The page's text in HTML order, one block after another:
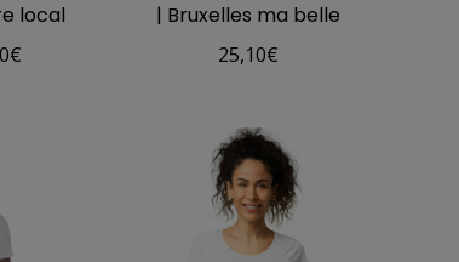
local
€
| Bruxelles ma belle
25,10€